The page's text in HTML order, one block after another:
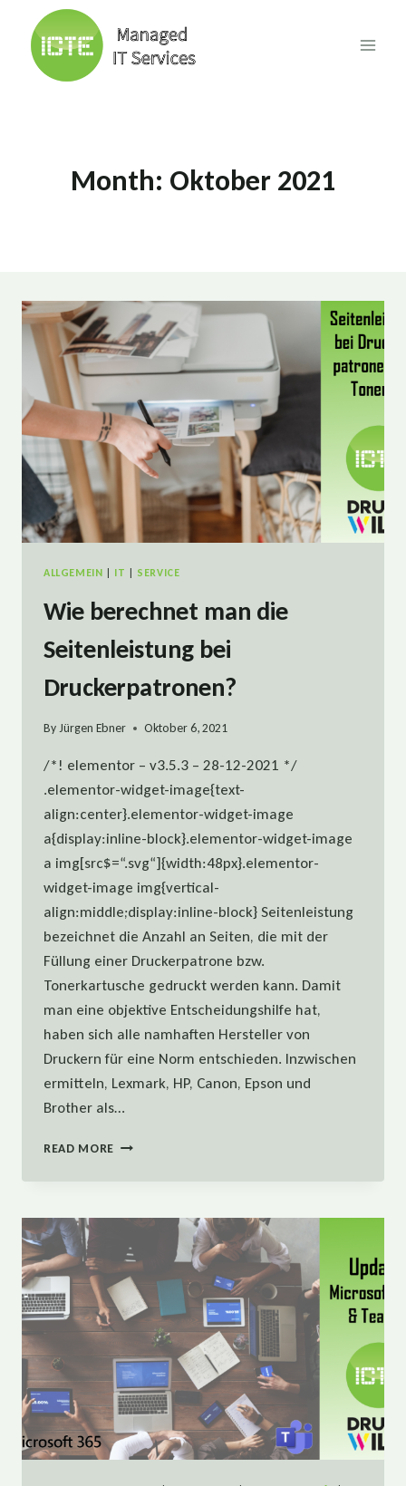
content
Month: Oktober 2021
ALLGEMEIN | IT | SERVICE
Wie berechnet man die
Seitenleistung bei
Druckerpatronen?
ByJürgen Ebner Oktober 6, 2021
/*! elementor – v3.5.3 – 28-12-2021 */
.elementor-widget-image{text-
align:center}.elementor-widget-image
a{display:inline-block}.elementor-widget-image
a img[src$=“.svg“]{width:48px}.elementor-
widget-image img{vertical-
align:middle;display:inline-block} Seitenleistung
bezeichnet die Anzahl an Seiten, die mit der
Füllung einer Druckerpatrone bzw.
Tonerkartusche gedruckt werden kann. Damit
man eine objektive Entscheidungshilfe hat,
haben sich alle namhaften Hersteller von
Druckern für eine Norm entschieden. Inzwischen
ermitteln, Lexmark, HP, Canon, Epson und
Brother als…
READ MORE WIE
SEITENLEISTUNG
DRUCKERPATRONEN?